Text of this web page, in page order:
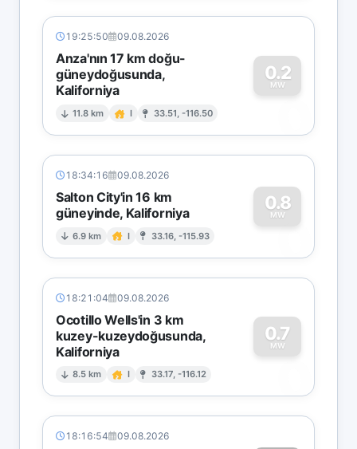
19:25:50 09.08.2026
Anza'nın 17 km doğu-
güneydoğusunda,
Kaliforniya
11.8 km I 33.51, -116.50
0.2
MW
0
18:34:16 09.08.2026
Salton City'in 16 km
güneyinde, Kaliforniya
6.9 km I 33.16, -115.93
0.8
MW
0
18:21:04 09.08.2026
Ocotillo Wells'in 3 km
kuzey-kuzeydoğusunda,
Kaliforniya
8.5 km I 33.17, -116.12
0.7
MW
0
18:16:54 09.08.2026